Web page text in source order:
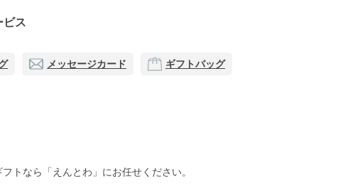
ビス
メッセージカード ギフトバッグ
トなら「えんとわ」にお任せください。